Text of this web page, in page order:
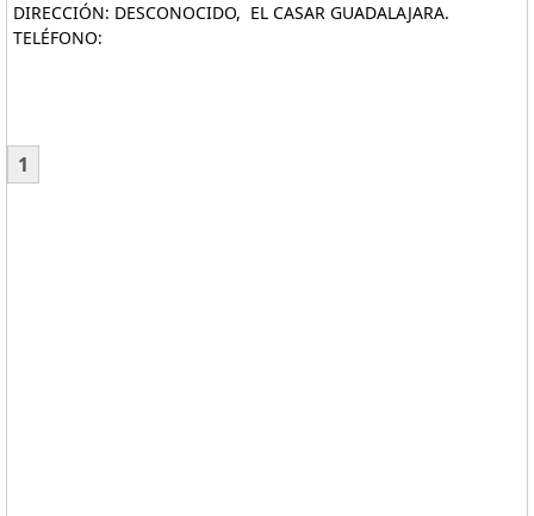
DIRECCIÓN: DESCONOCIDO, EL CASAR GUADALAJARA.
TELÉFONO:
1